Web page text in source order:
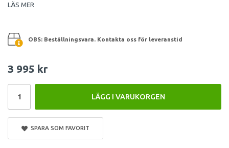
LÄS MER
OBS: Beställningsvara. Kontakta oss för leveranstid
3 995 kr
LÄGG I VARUKORGEN
SPARA SOM FAVORIT